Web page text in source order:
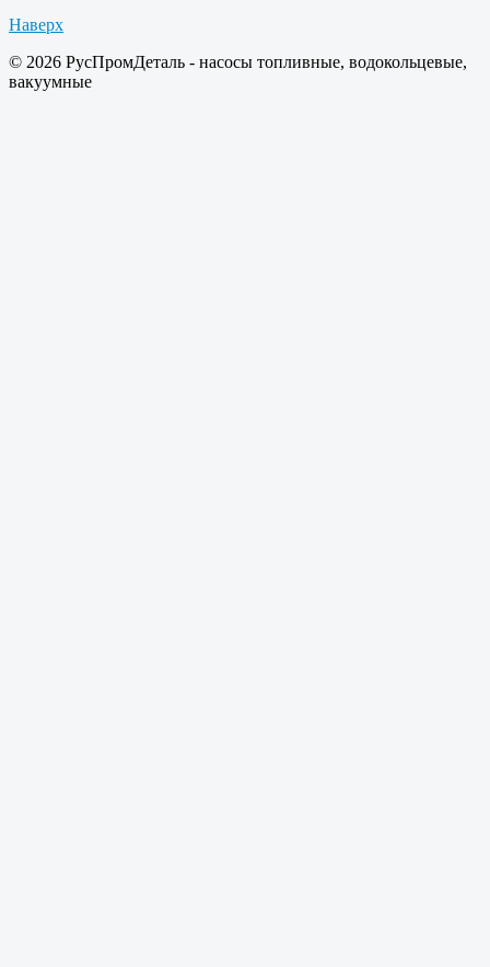
Наверх
© 2026 РусПромДеталь - насосы топливные, водокольцевые,
вакуумные